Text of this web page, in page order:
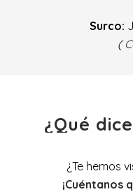
Surco:
(
¿Qué
¿Te hemos
¡Cuéntanos